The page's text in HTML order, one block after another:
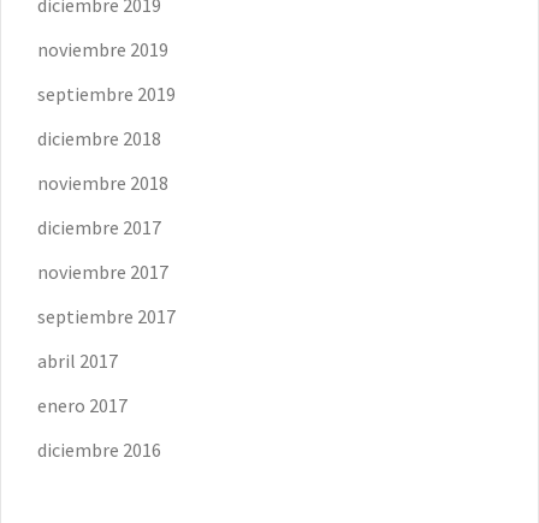
noviembre 2019
septiembre 2019
diciembre 2018
noviembre 2018
diciembre 2017
noviembre 2017
septiembre 2017
abril 2017
enero 2017
diciembre 2016